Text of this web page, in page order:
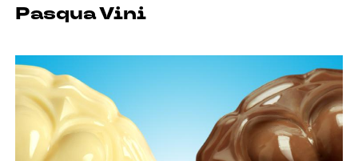
Pasqua Vini